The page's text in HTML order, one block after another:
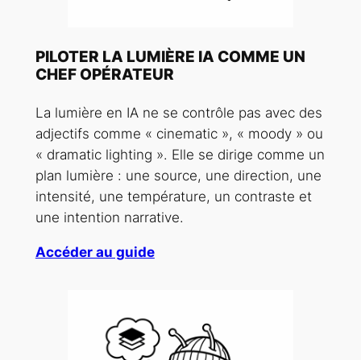
PILOTER LA LUMIÈRE IA COMME UN
CHEF OPÉRATEUR
La lumière en IA ne se contrôle pas avec des
adjectifs comme « cinematic », « moody » ou
« dramatic lighting ». Elle se dirige comme un
plan lumière : une source, une direction, une
intensité, une température, un contraste et
une intention narrative.
Accéder au guide